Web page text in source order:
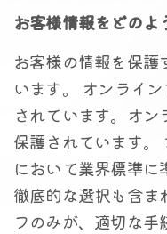
お客様情報をどのよ
お客様の情報を保護
います。 オンライ
されています。オ
保護されています。
において業界標準
徹底的な選択も含ま
フのみが、適切な